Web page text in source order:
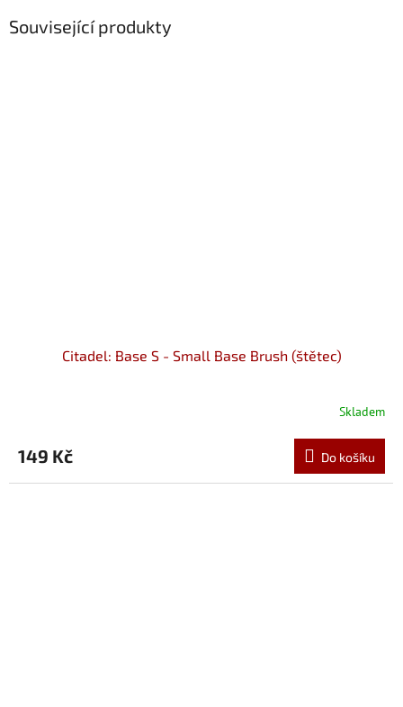
Související produkty
Citadel: Base S - Small Base Brush (štětec)
Skladem
149 Kč Do košíku